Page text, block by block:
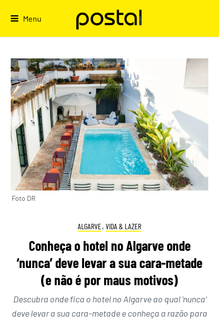
Menu
Foto DR
ALGARVE, VIDA & LAZER
Conheça o hotel no Algarve onde
‘nunca’ deve levar a sua cara-metade
(e não é por maus motivos)
Descubra onde fica o hotel no Algarve ao qual ‘nunca’
deve levar a sua cara-metade e conheça a razão para